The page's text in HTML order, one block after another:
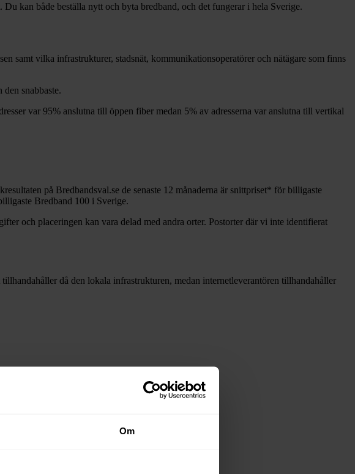
Om
kan både beställa nytt och byta bredband, och det fungerar i hela Sverige.
samt vilka infrastrukturer, stadsnät, kommunikationsoperatörer och nätägare som finns
snabbaste.
var 95% anslutna till öppen fiber medan 5% av adresserna var anslutna till vertikal
på Bredbandsval.se de senaste 12 månaderna är snittpriset* för billigaste
Bredband 100 i Sverige.
och placeringen kan vara delad med andra orter. Postorter där vi inte identifierat
då den lokala infrastrukturen, medan internetleverantören tillhandahåller
något av stadsnäten i tabellen ovan